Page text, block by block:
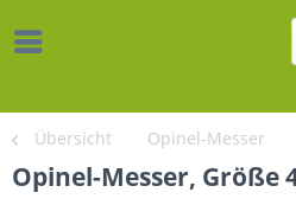
Übersicht Opinel-Messer
Opinel-Messer, Größe